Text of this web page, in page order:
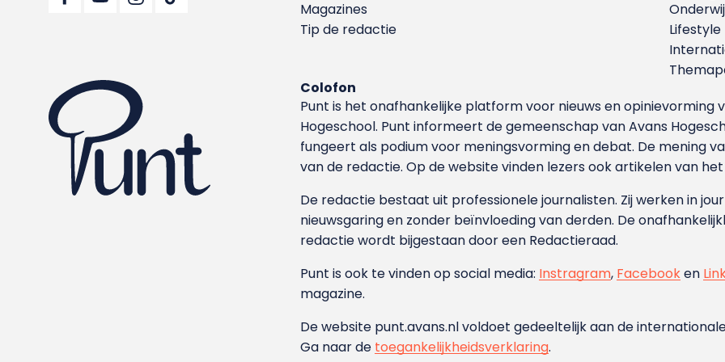
Magazines
Tip de redactie
Lifestyle
Colofon
Punt is het onafhankelijke platform voor nieuws en
Hoge­school. Punt informeert de gemeenschap van Avans
fungeert als podium voor meningsvorming en debat. De mening
van de redactie. Op de website vinden lezers ook artikelen van
De redactie bestaat uit professionele journalisten. Zij werken in
nieuwsgaring en zonder beïnvloeding van derden. De
redactie wordt bijgestaan door een Redactieraad.
Punt is ook te vinden op social media: Instragram, Facebooken
magazine.
De website punt.avans.nl voldoet gedeeltelijk aan de
Ga naar de toegankelijkheidsverklaring.